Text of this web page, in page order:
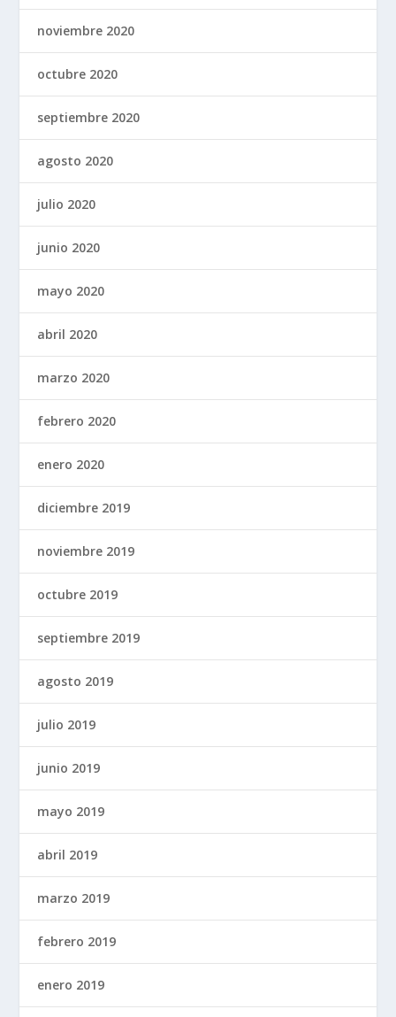
noviembre 2020
octubre 2020
septiembre 2020
agosto 2020
julio 2020
junio 2020
mayo 2020
abril 2020
marzo 2020
febrero 2020
enero 2020
diciembre 2019
noviembre 2019
octubre 2019
septiembre 2019
agosto 2019
julio 2019
junio 2019
mayo 2019
abril 2019
marzo 2019
febrero 2019
enero 2019